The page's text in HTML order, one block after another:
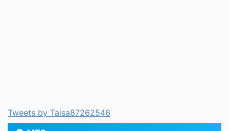
Tweets by Taisa87262546